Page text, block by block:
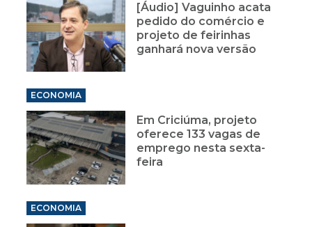
[Áudio] Vaguinho acata
pedido do comércio e
projeto de feirinhas
ganhará nova versão
ECONOMIA
Em Criciúma, projeto
oferece 133 vagas de
emprego nesta sexta-
feira
ECONOMIA